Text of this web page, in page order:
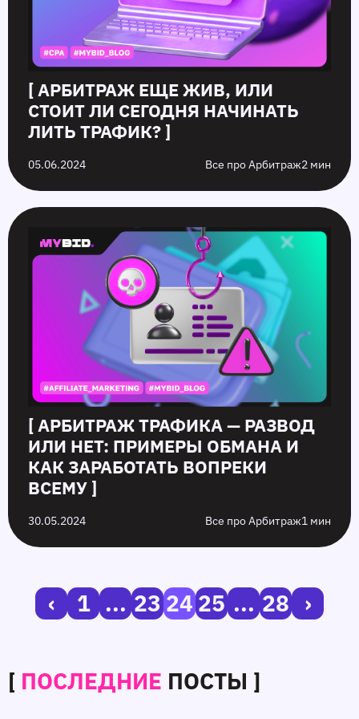
[ АРБИТРАЖ ЕЩЕ ЖИВ, ИЛИ
СТОИТ ЛИ СЕГОДНЯ НАЧИНАТЬ
ЛИТЬ ТРАФИК? ]
05.06.2024 Все про Арбитраж2 мин
[ АРБИТРАЖ ТРАФИКА — РАЗВОД
ИЛИ НЕТ: ПРИМЕРЫ ОБМАНА И
КАК ЗАРАБОТАТЬ ВОПРЕКИ
ВСЕМУ ]
30.05.2024 Все про Арбитраж1 мин
‹ 1 ... 23 24 25 ... 28 ›
[ ПОСЛЕДНИЕ ПОСТЫ ]